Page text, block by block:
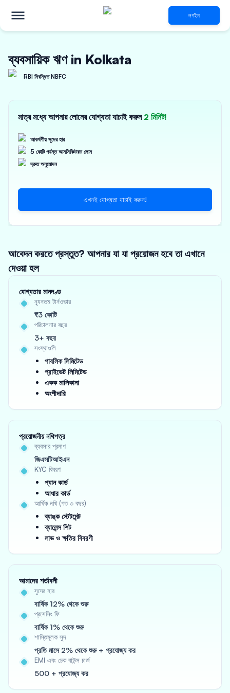
লগইন
ব্যবসায়িক ঋণ in Kolkata
RBI নিবন্ধিত NBFC
মাত্র মধ্যে আপনার লোনের যোগ্যতা যাচাই করুন 2 মিনিট!
আকর্ষণীয় সুদের হার
5 কোটি পর্যন্ত আনসিকিউরড লোন
দ্রুত অনুমোদন
এখনই যোগ্যতা যাচাই করুন!
আবেদন করতে প্রস্তুত? আপনার যা যা প্রয়োজন হবে তা এখানে
দেওয়া হল
যোগ্যতার মানদণ্ড
ন্যূনতম টার্নওভার
₹3 কোটি
পরিচালনার বছর
3+ বছর
সংস্থাগুলি
পাবলিক লিমিটেড
প্রাইভেট লিমিটেড
একক মালিকানা
অংশীদারি
প্রয়োজনীয় নথিপত্র
ব্যবসার প্রমাণ
জিএসটিআইএন
KYC বিবরণ
প্যান কার্ড
আধার কার্ড
আর্থিক নথি (গত ৩ বছর)
ব্যাঙ্ক স্টেটমেন্ট
ব্যালেন্স শিট
লাভ ও ক্ষতির বিবরণী
আমাদের শর্তাবলী
সুদের হার
বার্ষিক 12% থেকে শুরু
প্রসেসিং ফি
বার্ষিক 1% থেকে শুরু
শাস্তিমূলক সুদ
প্রতি মাসে 2% থেকে শুরু + প্রযোজ্য কর
EMI এবং চেক বাউন্স চার্জ
500 + প্রযোজ্য কর